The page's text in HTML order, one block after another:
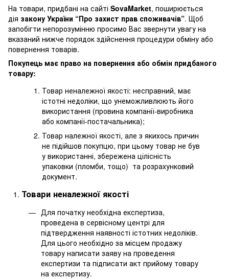
На товари, придбані на сайті SovaMarket, поширюється
дія закону України “Про захист прав споживачів”. Щоб
запобігти непорозумінню просимо Вас звернути увагу на
вказаний нижче порядок здійснення процедури обміну або
повернення товарів.
Покупець має право на повернення або обмін придбаного
товару:
Товар неналежної якості: несправний, має
істотні недоліки, що унеможливлюють його
використання (провина компанії-виробника
або компанії-постачальника);
Товар належної якості, але з якихось причин
не підійшов покупцю, при цьому товар не був
у використанні, збережена цілісність
упаковки (пломби, тощо) та розрахунковий
документ.
Товари неналежної якості
Для початку необхідна експертиза,
проведена в сервісному центрі для
підтвердження наявності істотних недоліків.
Для цього необхідно за місцем продажу
товару написати заяву на проведення
експертизи та підписати акт прийому товару
на експертизу.